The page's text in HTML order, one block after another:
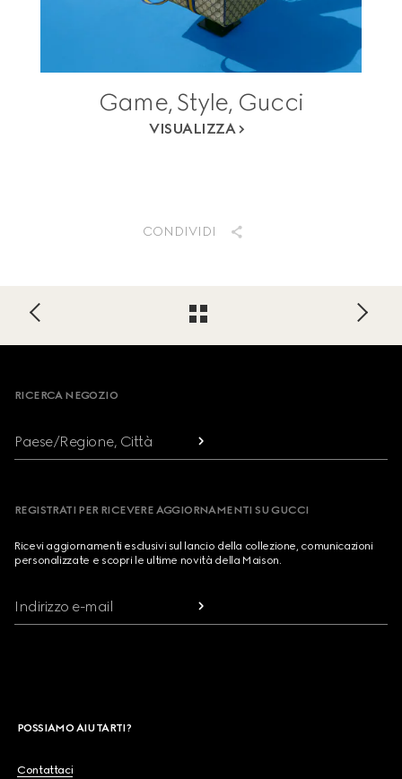
Game, Style, Gucci
VISUALIZZA
CONDIVIDI
Footer
RICERCA NEGOZIO
Paese/Regione, Città
REGISTRATI PER RICEVERE AGGIORNAMENTI SU GUCCI
Ricevi aggiornamenti esclusivi sul lancio della collezione, comunicazioni
personalizzate e scopri le ultime novità della Maison.
Indirizzo e-mail
POSSIAMO AIUTARTI?
Contattaci